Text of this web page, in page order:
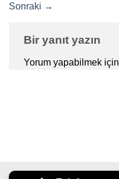
Sonraki →
Bir yanıt yazın
Yorum yapabilmek için